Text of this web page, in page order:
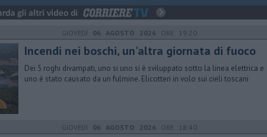
GIOVEDÌ 06 AGOSTO 2026 ORE 19:20
Incendi nei boschi, un'altra giornata di fuoco
Dei 5 roghi divampati, uno si uno si è sviluppato sotto la linea elettrica e
uno è stato causato da un fulmine. Elicotteri in volo sui cieli toscani
GIOVEDÌ 06 AGOSTO 2026 ORE 18:40